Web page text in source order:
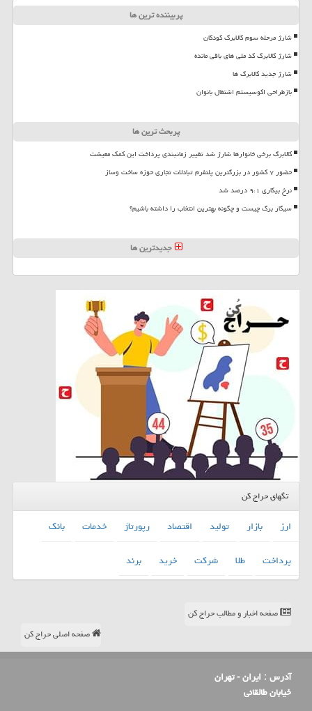
پربیننده ترین ها
شارژ مرحله سوم کالابرگ کودکان
شارژ کالابرگ کد ملی های باقی مانده
شارژ جدید کالابرگ ها
بازطراحی اکوسیستم اشتغال بانوان
پربحث ترین ها
کالابرگ برخی خانوارها شارژ شد تغییر زمانبندی پرداخت این کمک معیشت
حضور ۷ کشور در بزرگترین پلتفرم تبادلات تجاری حوزه ساخت وساز
نرخ بیکاری ۹،۱ درصد شد
سیگار برگ چیست و چگونه بهترین انتخاب را داشته باشیم؟
جدیدترین ها
تگهای حراج کن
ارز بازار تولید اقتصاد رپورتاژ خدمات
بانك
پرداخت
طلا شركت خرید برند
صفحه اخبار و مطالب حراج کن
صفحه اصلی حراج کن
آدرس : ایران - تهران
خیابان طالقانی